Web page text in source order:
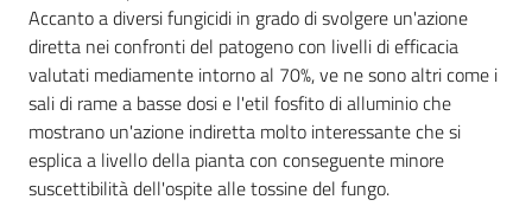
Accanto a diversi fungicidi in grado di svolgere un'azione
diretta nei confronti del patogeno con livelli di efficacia
valutati mediamente intorno al 70%, ve ne sono altri come i
sali di rame a basse dosi e l'etil fosfito di alluminio che
mostrano un'azione indiretta molto interessante che si
esplica a livello della pianta con conseguente minore
suscettibilità dell'ospite alle tossine del fungo.